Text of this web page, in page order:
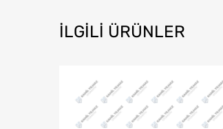
İLGILI ÜRÜNLER